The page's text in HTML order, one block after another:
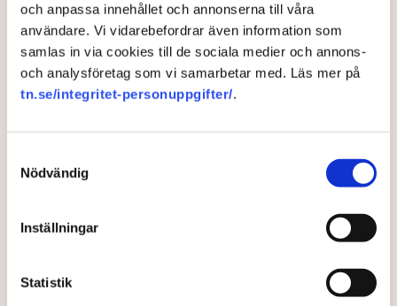
och anpassa innehållet och annonserna till våra
användare. Vi vidarebefordrar även information som
samlas in via cookies till de sociala medier och annons-
och analysföretag som vi samarbetar med. Läs mer på
tn.se/integritet-personuppgifter/.
Nödvändig
Inställningar
Statistik
riskbaserad fysisk tillsyn i alla tillståndspliktiga
verksamheter
• IVO bör som en del av lämplighetsbedömningen i
tillståndsprocessen samt ägar- och
beslut fattas, inte enbart förlita sig på ”papper i
• Kommuner bör genomföra fysiska intervjuer med
etablera sig inom LOV-system, inte enbart förlita
avtalsuppföljning, vilket skulle underlätta